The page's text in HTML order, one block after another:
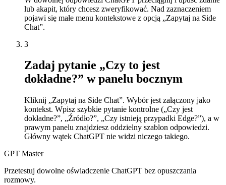
lub akapit, który chcesz zweryfikować. Nad zaznaczeniem
pojawi się małe menu kontekstowe z opcją „Zapytaj na Side
Chat”.
3
Zadaj pytanie „Czy to jest
dokładne?” w panelu bocznym
Kliknij „Zapytaj na Side Chat”. Wybór jest załączony jako
kontekst. Wpisz szybkie pytanie kontrolne („Czy jest
dokładne?”, „Źródło?”, „Czy istnieją przypadki Edge?”), a w
prawym panelu znajdziesz oddzielny szablon odpowiedzi.
Główny wątek ChatGPT nie widzi niczego takiego.
GPT Master
Przetestuj dowolne oświadczenie ChatGPT bez opuszczania
rozmowy.